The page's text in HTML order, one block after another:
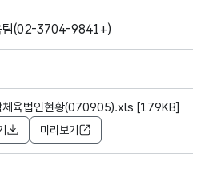
팀(02-3704-9841+)
체육법인현황(070905).xls [179KB]
미리보기